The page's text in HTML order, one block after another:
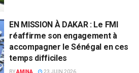
EN MISSION À DAKAR : Le FMI
réaffirme son engagement à
accompagner le Sénégal en ces
temps difficiles
BYAMINA 23 JUIN 2026